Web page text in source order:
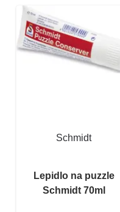
Schmidt
Lepidlo na puzzle
Schmidt 70ml